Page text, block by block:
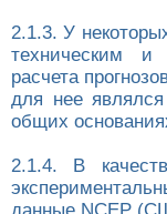
2.1.3. У
техническим и
расчета
для нее
общих
2.1.4. В